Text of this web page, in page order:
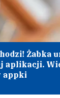
Żabka
aplikacji.
appki